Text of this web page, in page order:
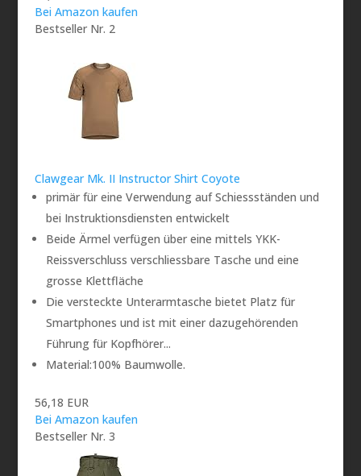
Bei Amazon kaufen
Bestseller Nr. 2
Clawgear Mk. II Instructor Shirt Coyote
primär für eine Verwendung auf Schiessständen und
bei Instruktionsdiensten entwickelt
Beide Ärmel verfügen über eine mittels YKK-
Reissverschluss verschliessbare Tasche und eine
grosse Klettfläche
Die versteckte Unterarmtasche bietet Platz für
Smartphones und ist mit einer dazugehörenden
Führung für Kopfhörer...
Material:100% Baumwolle.
56,18 EUR
Bei Amazon kaufen
Bestseller Nr. 3